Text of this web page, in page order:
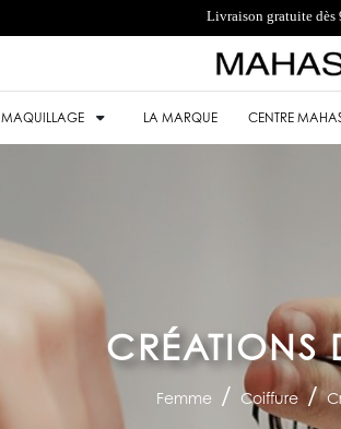
Livraison gratuite dès
MAQUILLAGE LA MARQUE CENTRE
CRÉATIONS
Femme Coiffure